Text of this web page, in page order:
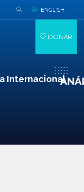
Internacional
ENGLISH
DONAR